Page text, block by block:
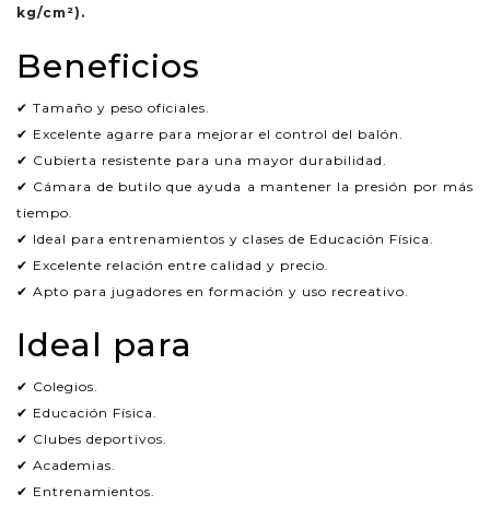
kg/cm²).
Beneficios
✔ Tamaño y peso oficiales.
✔ Excelente agarre para mejorar el control del balón.
✔ Cubierta resistente para una mayor durabilidad.
✔ Cámara de butilo que ayuda a mantener la presión por más
tiempo.
✔ Ideal para entrenamientos y clases de Educación Física.
✔ Excelente relación entre calidad y precio.
✔ Apto para jugadores en formación y uso recreativo.
Ideal para
✔ Colegios.
✔ Educación Física.
✔ Clubes deportivos.
✔ Academias.
✔ Entrenamientos.